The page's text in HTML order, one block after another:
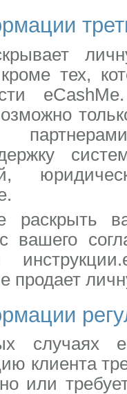
тех,
раскрыть
вашего
продает
случаях
клиента
или